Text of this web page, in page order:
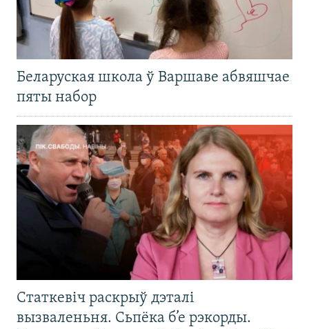
Беларуская школа ў Варшаве абвяшчае
пяты набор
Статкевіч раскрыў дэталі
вызваленьня. Сьпёка б’е рэкорды.